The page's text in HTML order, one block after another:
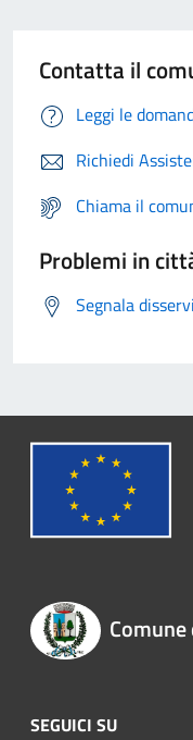
Contatta il
Leggi le
Richiedi
Chiama il
Problemi in
Segnala
SEGUICI SU